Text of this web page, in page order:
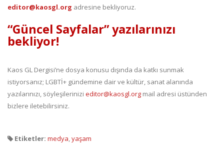
editor@kaosgl.org adresine bekliyoruz.
“Güncel Sayfalar” yazılarınızı
bekliyor!
Kaos GL Dergisi’ne dosya konusu dışında da katkı sunmak
istiyorsanız; LGBTİ+ gündemine dair ve kültür, sanat alanında
yazılarınızı, söyleşilerinizi editor@kaosgl.org mail adresi üstünden
bizlere iletebilirsiniz.
Etiketler: medya yaşam